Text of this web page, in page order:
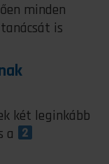
minden
tanácsát is
két leginkább
a